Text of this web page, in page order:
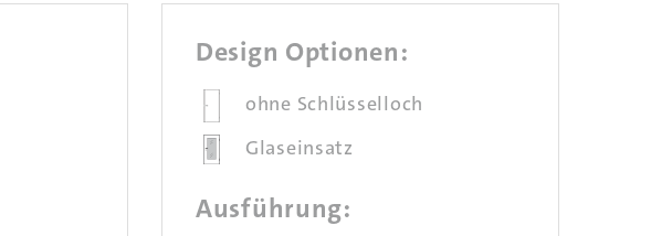
Design Optionen:
ohne Schlüsselloch
Glaseinsatz
Ausführung: